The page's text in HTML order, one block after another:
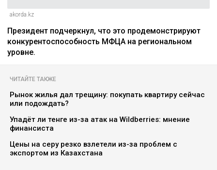
akorda.kz
Президент подчеркнул, что это продемонстрируют
конкурентоспособность МФЦА на региональном
уровне.
ЧИТАЙТЕ ТАКЖЕ
Рынок жилья дал трещину: покупать квартиру сейчас
или подождать?
Упадёт ли тенге из-за атак на Wildberries: мнение
финансиста
Цены на серу резко взлетели из-за проблем с
экспортом из Казахстана